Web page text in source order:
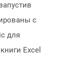
с
для
Excel